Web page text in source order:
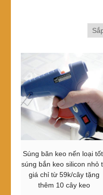
Súng băn keo nến loại tốt,
súng bắn keo silicon nhỏ
giá chỉ từ 59k/cây tặng
thêm 10 cây keo